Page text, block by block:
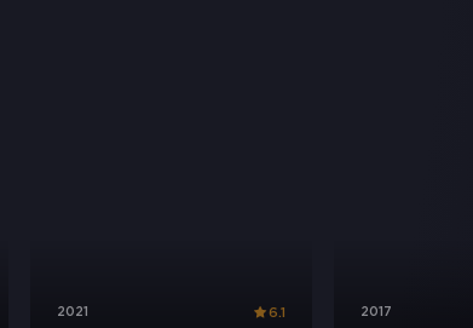
2021 6.1 2017